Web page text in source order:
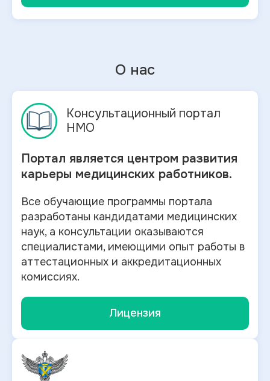
О нас
Консультационный портал
НМО
Портал является центром развития
карьеры медицинских работников.
Все обучающие программы портала
разработаны кандидатами медицинских
наук, а консультации оказываются
специалистами, имеющими опыт работы в
аттестационных и аккредитационных
комиссиях.
Лицензия